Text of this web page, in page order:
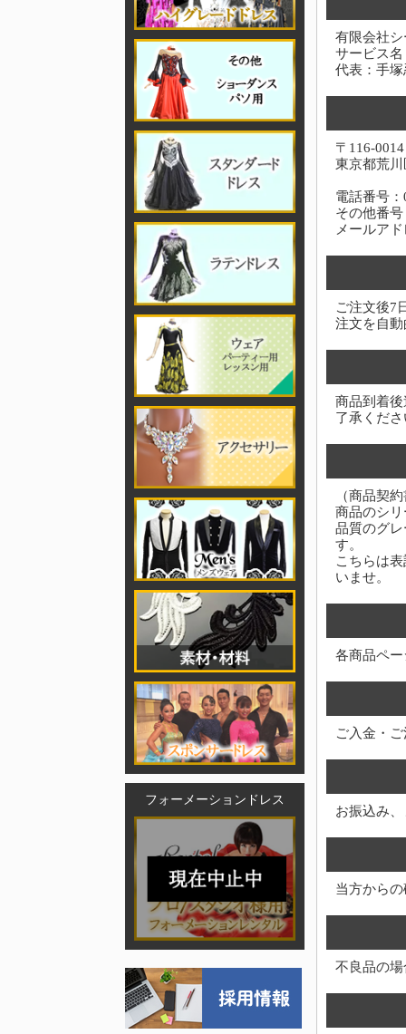
フォーメーションドレス
有限会社シ
サービス
代表：手塚
〒116-0014
東京都荒
電話番号
その他番
メールア
ご注文後7
注文を自
商品到着
了承くだ
（商品契
商品のシ
品質のグ
す。
こちらは
いませ。
各商品ペ
ご入金・
お振込み
当方から
不良品の